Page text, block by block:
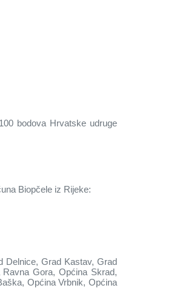
bodova Hrvatske udruge
Biopčele iz Rijeke:
Delnice, Grad Kastav, Grad
Gora, Općina Skrad,
Općina Vrbnik, Općina